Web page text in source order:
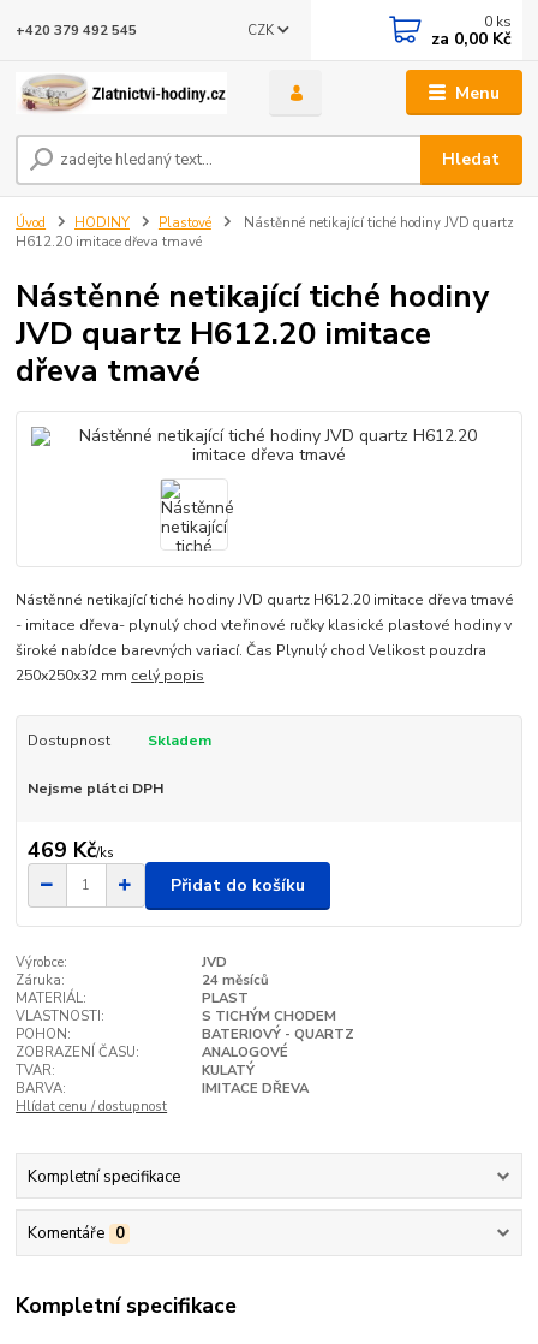
Menu
CZK
Hledat
+420 379 492 545 0 ks
za 0,00 Kč
Úvod HODINY Plastové
Nástěnné netikající tiché hodiny JVD quartz
H612.20 imitace dřeva tmavé
Nástěnné netikající tiché hodiny
JVD quartz H612.20 imitace
dřeva tmavé
Nástěnné netikající tiché hodiny JVD quartz H612.20 imitace dřeva tmavé
- imitace dřeva- plynulý chod vteřinové ručky klasické plastové hodiny v
široké nabídce barevných variací. Čas Plynulý chod Velikost pouzdra
250x250x32 mm celý popis
Dostupnost Skladem
Nejsme plátci DPH
469 Kč/ks
Přidat do košíku
Výrobce:
JVD
Záruka:
24 měsíců
MATERIÁL:
PLAST
VLASTNOSTI:
S TICHÝM CHODEM
POHON:
BATERIOVÝ - QUARTZ
ZOBRAZENÍ ČASU:
ANALOGOVÉ
TVAR:
KULATÝ
BARVA:
IMITACE DŘEVA
Hlídat cenu / dostupnost
Kompletní specifikace
Komentáře 0
Kompletní specifikace